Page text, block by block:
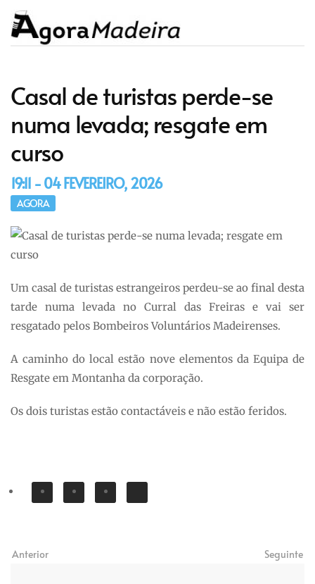
Casal de turistas perde-se
numa levada; resgate em
curso
19:11 - 04 FEVEREIRO, 2026
AGORA
Um casal de turistas estrangeiros perdeu-se ao final desta
tarde numa levada no Curral das Freiras e vai ser
resgatado pelos Bombeiros Voluntários Madeirenses.
A caminho do local estão nove elementos da Equipa de
Resgate em Montanha da corporação.
Os dois turistas estão contactáveis e não estão feridos.
Anterior Seguinte